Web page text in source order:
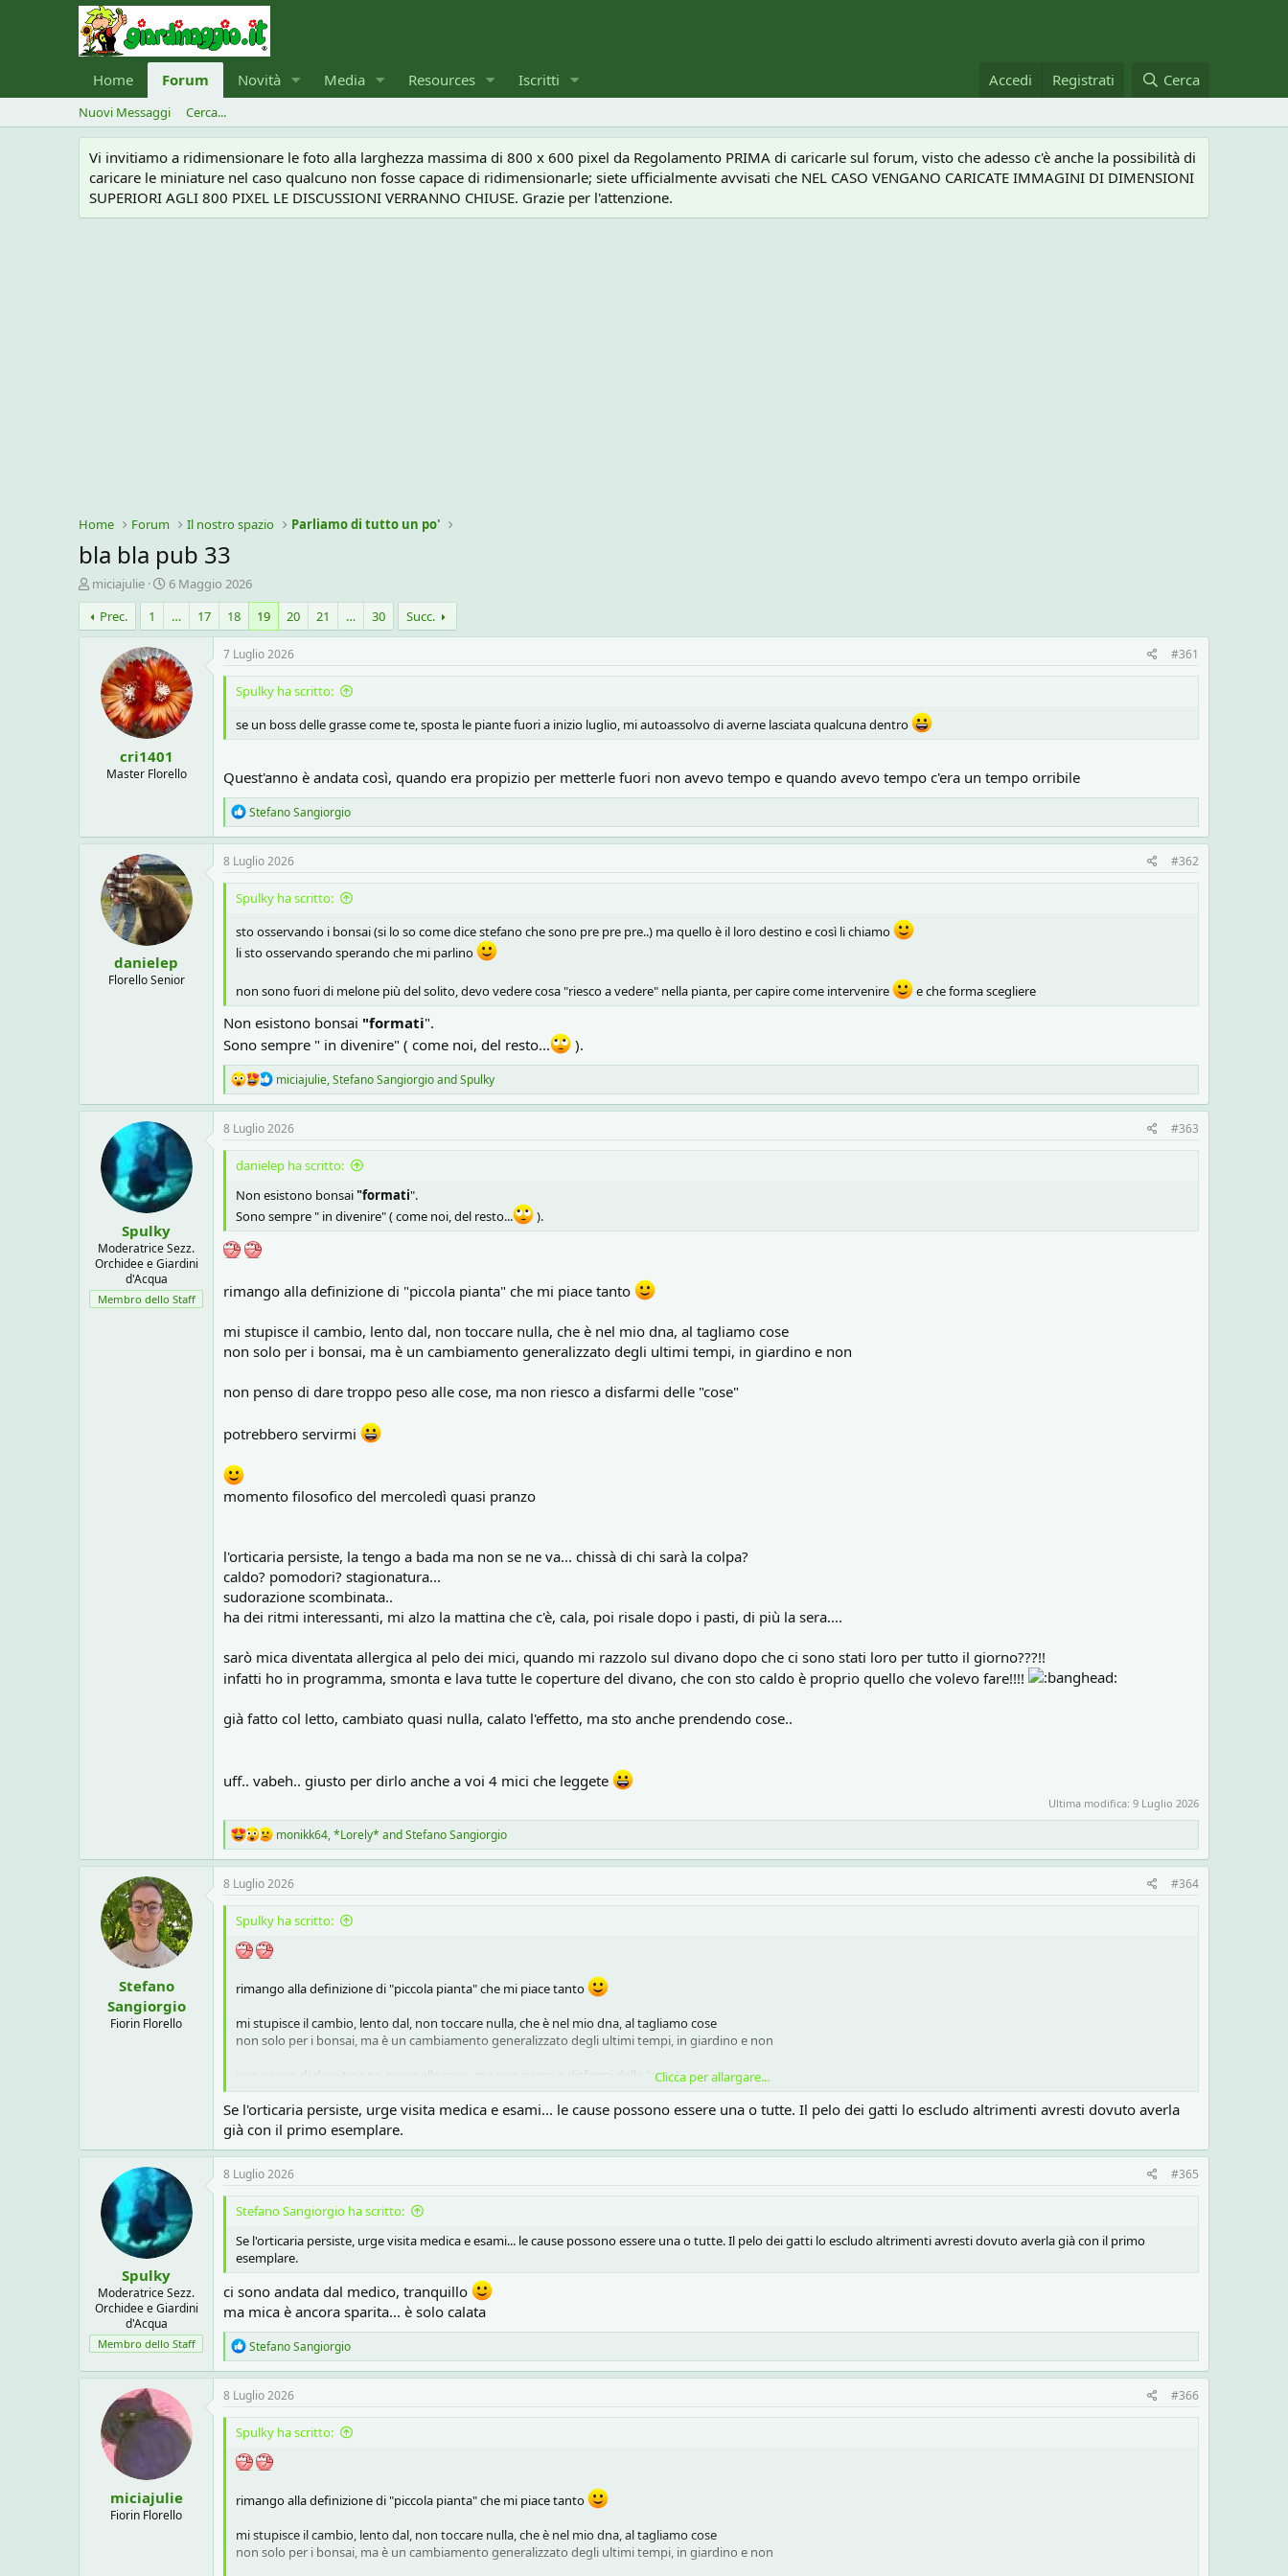
Home Forum Novità Media Resources Iscritti Accedi Registrati Cerca
Nuovi Messaggi Cerca...
Vi invitiamo a ridimensionare le foto alla larghezza massima di 800 x 600 pixel da Regolamento PRIMA di caricarle sul forum, visto che adesso c'è anche la possibilità di
caricare le miniature nel caso qualcuno non fosse capace di ridimensionarle; siete ufficialmente avvisati che NEL CASO VENGANO CARICATE IMMAGINI DI DIMENSIONI
SUPERIORI AGLI 800 PIXEL LE DISCUSSIONI VERRANNO CHIUSE. Grazie per l'attenzione.
Home Forum Il nostro spazio Parliamo di tutto un po'
bla bla pub 33
C
r
e
a
i
miciajulie
D
a
a
d
i
i
n
i
z
i
o
6 Maggio 2026
Prec.
1 … 17 18 19 20 21 … 30 Succ.
cri1401
Master Florello
7 Luglio 2026 #361
Spulky ha scritto:
se un boss delle grasse come te, sposta le piante fuori a inizio luglio, mi autoassolvo di averne lasciata qualcuna dentro
Quest'anno è andata così, quando era propizio per metterle fuori non avevo tempo e quando avevo tempo c'era un tempo orribile
R
e
a
c
t
i
o
s
:
Stefano Sangiorgio
danielep
Florello Senior
8 Luglio 2026 #362
Spulky ha scritto:
sto osservando i bonsai (si lo so come dice stefano che sono pre pre pre..) ma quello è il loro destino e così li chiamo
li sto osservando sperando che mi parlino
non sono fuori di melone più del solito, devo vedere cosa "riesco a vedere" nella pianta, per capire come intervenire e che forma scegliere
Non esistono bonsai "formati".
Sono sempre " in divenire" ( come noi, del resto...
).
R
e
a
c
t
i
o
s
:
miciajulie,Stefano SangiorgioandSpulky
Spulky
Moderatrice Sezz.
Orchidee e Giardini
d'Acqua
Membro dello Staff
8 Luglio 2026 #363
danielep ha scritto:
Non esistono bonsai"formati".
Sono sempre " in divenire" ( come noi, del resto...
).
rimango alla definizione di "piccola pianta" che mi piace tanto
mi stupisce il cambio, lento dal, non toccare nulla, che è nel mio dna, al tagliamo cose
non solo per i bonsai, ma è un cambiamento generalizzato degli ultimi tempi, in giardino e non
non penso di dare troppo peso alle cose, ma non riesco a disfarmi delle "cose"
potrebbero servirmi
momento filosofico del mercoledì quasi pranzo
l'orticaria persiste, la tengo a bada ma non se ne va... chissà di chi sarà la colpa?
caldo? pomodori? stagionatura...
sudorazione scombinata..
ha dei ritmi interessanti, mi alzo la mattina che c'è, cala, poi risale dopo i pasti, di più la sera....
sarò mica diventata allergica al pelo dei mici, quando mi razzolo sul divano dopo che ci sono stati loro per tutto il giorno???!!
infatti ho in programma, smonta e lava tutte le coperture del divano, che con sto caldo è proprio quello che volevo fare!!!!
già fatto col letto, cambiato quasi nulla, calato l'effetto, ma sto anche prendendo cose..
uff.. vabeh.. giusto per dirlo anche a voi 4 mici che leggete
Ultima modifica: 9 Luglio 2026
R
e
a
c
t
i
o
monikk64,*Lorely* andStefano Sangiorgio
Stefano
Sangiorgio
Fiorin Florello
8 Luglio 2026 #364
Spulky ha scritto:
rimango alla definizione di "piccola pianta" che mi piace tanto
mi stupisce il cambio, lento dal, non toccare nulla, che è nel mio dna, al tagliamo cose
non solo per i bonsai, ma è un cambiamento generalizzato degli ultimi tempi, in giardino e non
non penso di dare troppo perso alle cose, ma non riesco a disfarmi delle "cose"
potrebbero servirmi
momento filosofico del mercoledì quasi pranzo
l'orticaria persiste, la tengo a bada ma non se ne va... chissà di chi sarà la colpa?
caldo? pomodori? stagionatura...
sudorazione scombinata..
ha dei ritmi interessanti, mi alzo la mattina che c'è, cala, poi risale dopo i pasti, di più la sera....
sarò mica diventata allergica al pelo dei mici, quando mi razzolo sul divano dopo che ci sono stati loro per tutto il giorno???!!
infatti ho in programma, smonta e lava tutte le coperture del divano, che con sto caldo è proprio quello che volevo fare!!!!
già fatto col letto, cambiato quasi nulla, calato l'effetto, ma sto anche prendendo cose..
uff.. vabeh.. giusto per dirlo anche a voi 4 mici che leggete
Clicca per allargare...
Se l'orticaria persiste, urge visita medica e esami... le cause possono essere una o tutte. Il pelo dei gatti lo escludo altrimenti avresti dovuto averla
già con il primo esemplare.
Spulky
Moderatrice Sezz.
Orchidee e Giardini
d'Acqua
Membro dello Staff
8 Luglio 2026 #365
Stefano Sangiorgio ha scritto:
Se l'orticaria persiste, urge visita medica e esami... le cause possono essere una o tutte. Il pelo dei gatti lo escludo altrimenti avresti dovuto averla già con il primo
esemplare.
ci sono andata dal medico, tranquillo
ma mica è ancora sparita... è solo calata
R
e
a
c
t
i
o
n
s
Stefano Sangiorgio
miciajulie
Fiorin Florello
8 Luglio 2026 #366
Spulky ha scritto:
rimango alla definizione di "piccola pianta" che mi piace tanto
mi stupisce il cambio, lento dal, non toccare nulla, che è nel mio dna, al tagliamo cose
non solo per i bonsai, ma è un cambiamento generalizzato degli ultimi tempi, in giardino e non